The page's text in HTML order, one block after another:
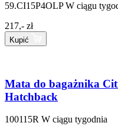
59.CI15P4OLP W ciągu
217,- zł
Kupić
Mata do bagażnika
Hatchback
100115R W ciągu tygodnia